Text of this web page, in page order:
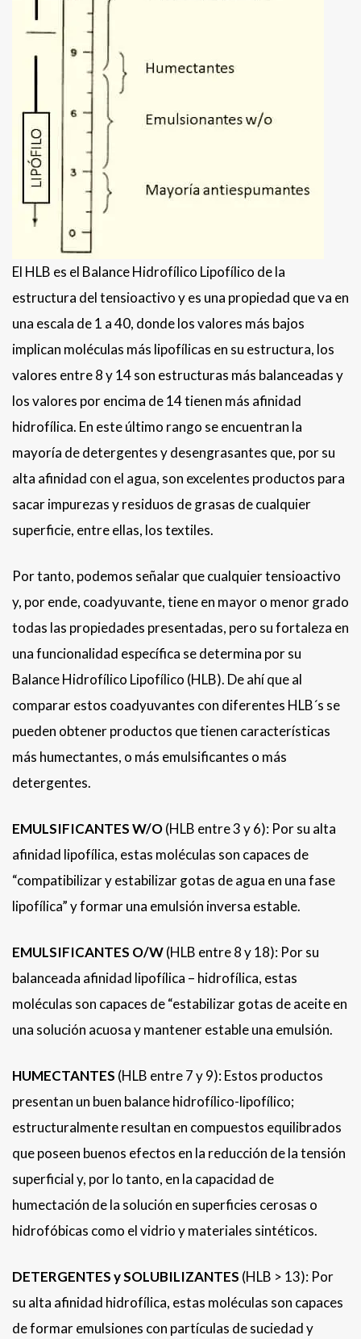
El HLB es el Balance Hidrofílico Lipofílico de la
estructura del tensioactivo y es una propiedad que va en
una escala de 1 a 40, donde los valores más bajos
implican moléculas más lipofílicas en su estructura, los
valores entre 8 y 14 son estructuras más balanceadas y
los valores por encima de 14 tienen más afinidad
hidrofílica. En este último rango se encuentran la
mayoría de detergentes y desengrasantes que, por su
alta afinidad con el agua, son excelentes productos para
sacar impurezas y residuos de grasas de cualquier
superficie, entre ellas, los textiles.
Por tanto, podemos señalar que cualquier tensioactivo
y, por ende, coadyuvante, tiene en mayor o menor grado
todas las propiedades presentadas, pero su fortaleza en
una funcionalidad específica se determina por su
Balance Hidrofílico Lipofílico (HLB). De ahí que al
comparar estos coadyuvantes con diferentes HLB´s se
pueden obtener productos que tienen características
más humectantes, o más emulsificantes o más
detergentes.
EMULSIFICANTES W/O(HLB entre 3 y 6): Por su alta
afinidad lipofílica, estas moléculas son capaces de
“compatibilizar y estabilizar gotas de agua en una fase
lipofílica” y formar una emulsión inversa estable.
EMULSIFICANTES O/W(HLB entre 8 y 18): Por su
balanceada afinidad lipofílica – hidrofílica, estas
moléculas son capaces de “estabilizar gotas de aceite en
una solución acuosa y mantener estable una emulsión.
HUMECTANTES (HLB entre 7 y 9): Estos productos
presentan un buen balance hidrofílico-lipofílico;
estructuralmente resultan en compuestos equilibrados
que poseen buenos efectos en la reducción de la tensión
superficial y, por lo tanto, en la capacidad de
humectación de la solución en superficies cerosas o
hidrofóbicas como el vidrio y materiales sintéticos.
DETERGENTES y SOLUBILIZANTES (HLB > 13): Por
su alta afinidad hidrofílica, estas moléculas son capaces
de formar emulsiones con partículas de suciedad y